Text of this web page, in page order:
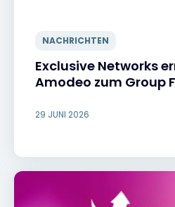
NACHRICHTEN
Exclusive Networks
Amodeo zum Group
29 JUNI 2026